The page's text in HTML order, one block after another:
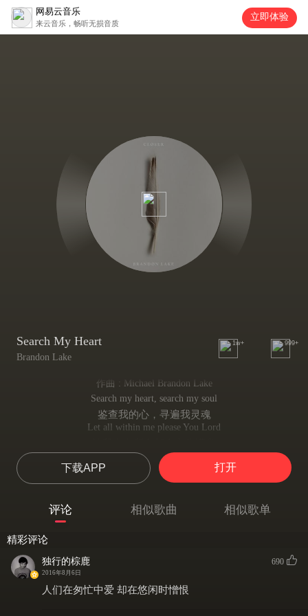
网易云音乐
来云音乐，畅听无损音质
立即体验
Search My Heart
Brandon Lake
1w+ 999+
作曲 : Michael Brandon Lake
Search my heart, search my soul
鉴查我的心，寻遍我灵魂
Let all within me please You Lord
Search my mind, search my life
探索我脑海，审视我一生
Let all within me glorify
Where could I go
睁开我双眼去看
下载APP 打开
评论 相似歌曲 相似歌单
精彩评论
独行的棕鹿
2016年8月6日
690
人们在匆忙中爱 却在悠闲时憎恨